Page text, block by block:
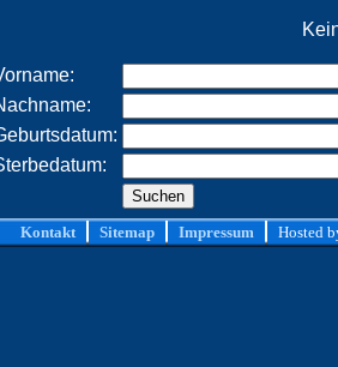
Kontakt Sitemap Impressum Hosted